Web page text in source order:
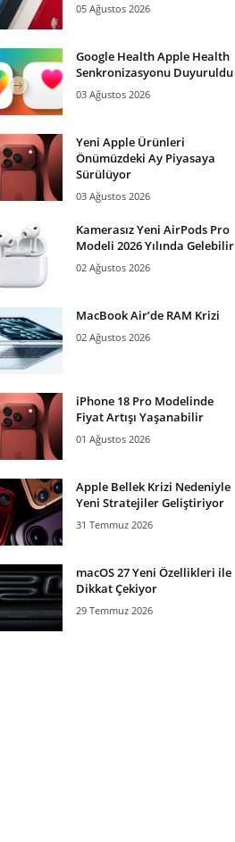
05 Ağustos 2026
Google Health Apple Health
Senkronizasyonu Duyuruldu
03 Ağustos 2026
Yeni Apple Ürünleri
Önümüzdeki Ay Piyasaya
Sürülüyor
03 Ağustos 2026
Kamerasız Yeni AirPods Pro
Modeli 2026 Yılında Gelebilir
02 Ağustos 2026
MacBook Air’de RAM Krizi
02 Ağustos 2026
iPhone 18 Pro Modelinde
Fiyat Artışı Yaşanabilir
01 Ağustos 2026
Apple Bellek Krizi Nedeniyle
Yeni Stratejiler Geliştiriyor
31 Temmuz 2026
macOS 27 Yeni Özellikleri ile
Dikkat Çekiyor
29 Temmuz 2026